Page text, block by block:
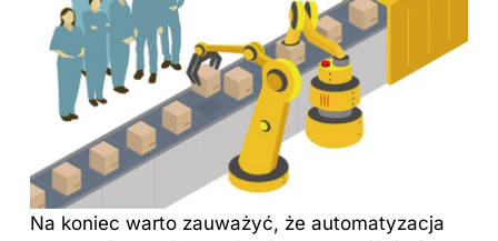
Na koniec warto zauważyć, że automatyzacja